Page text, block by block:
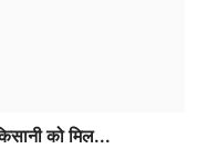
को मिल...